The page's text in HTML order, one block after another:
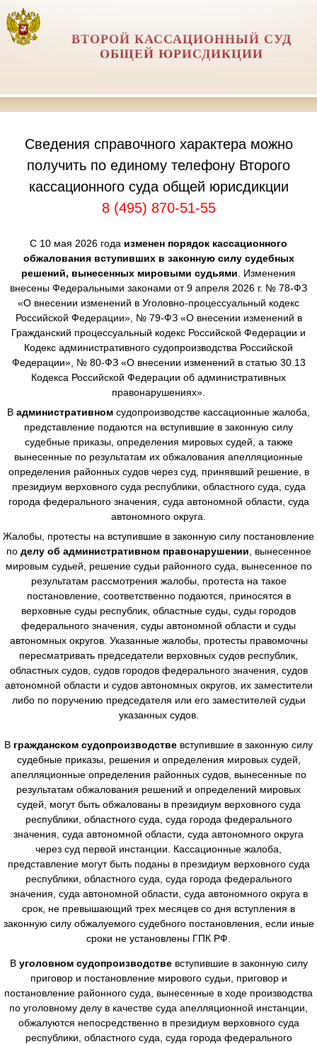
ВТОРОЙ КАССАЦИОННЫЙ СУД
ОБЩЕЙ ЮРИСДИКЦИИ
Сведения справочного характера можно
получить по единому телефону Второго
кассационного суда общей юрисдикции
8 (495) 870-51-55
С 10 мая 2026 года изменен порядок кассационного
обжалования вступивших в законную силу судебных
решений, вынесенных мировыми судьями . Изменения
внесены Федеральными законами от 9 апреля 2026 г. № 78-ФЗ
«О внесении изменений в Уголовно-процессуальный кодекс
Российской Федерации», № 79-ФЗ «О внесении изменений в
Гражданский процессуальный кодекс Российской Федерации и
Кодекс административного судопроизводства Российской
Федерации», № 80-ФЗ «О внесении изменений в статью 30.13
Кодекса Российской Федерации об административных
правонарушениях».
В административном судопроизводстве кассационные жалоба,
представление подаются на вступившие в законную силу
судебные приказы, определения мировых судей, а также
вынесенные по результатам их обжалования апелляционные
определения районных судов через суд, принявший решение, в
президиум верховного суда республики, областного суда, суда
города федерального значения, суда автономной области, суда
автономного округа.
Жалобы, протесты на вступившие в законную силу постановление
по делу об административном правонарушении , вынесенное
мировым судьей, решение судьи районного суда, вынесенное по
результатам рассмотрения жалобы, протеста на такое
постановление, соответственно подаются, приносятся в
верховные суды республик, областные суды, суды городов
федерального значения, суды автономной области и суды
автономных округов. Указанные жалобы, протесты правомочны
пересматривать председатели верховных судов республик,
областных судов, судов городов федерального значения, судов
автономной области и судов автономных округов, их заместители
либо по поручению председателя или его заместителей судьи
указанных судов.
В гражданском судопроизводстве вступившие в законную силу
судебные приказы, решения и определения мировых судей,
апелляционные определения районных судов, вынесенные по
результатам обжалования решений и определений мировых
судей, могут быть обжалованы в президиум верховного суда
республики, областного суда, суда города федерального
значения, суда автономной области, суда автономного округа
через суд первой инстанции. Кассационные жалоба,
представление могут быть поданы в президиум верховного суда
республики, областного суда, суда города федерального
значения, суда автономной области, суда автономного округа в
срок, не превышающий трех месяцев со дня вступления в
законную силу обжалуемого судебного постановления, если иные
сроки не установлены ГПК РФ.
В уголовном судопроизводствевступившие в законную силу
приговор и постановление мирового судьи, приговор и
постановление районного суда, вынесенные в ходе производства
по уголовному делу в качестве суда апелляционной инстанции,
обжалуются непосредственно в президиум верховного суда
республики, областного суда, суда города федерального